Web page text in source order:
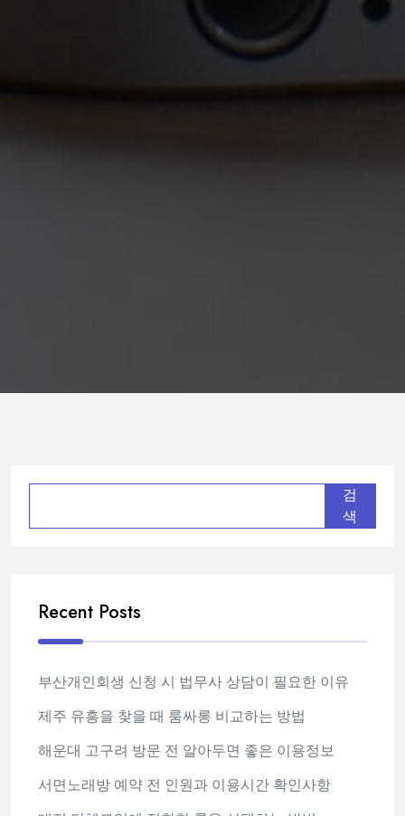
검
색
Recent Posts
부산개인회생 신청 시 법무사 상담이 필요한 이유
제주 유흥을 찾을 때 룸싸롱 비교하는 방법
해운대 고구려 방문 전 알아두면 좋은 이용정보
서면노래방 예약 전 인원과 이용시간 확인사항